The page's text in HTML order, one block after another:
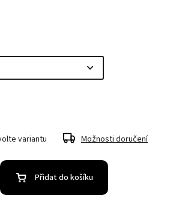
variantu Možnosti doručení
Přidat do košíku